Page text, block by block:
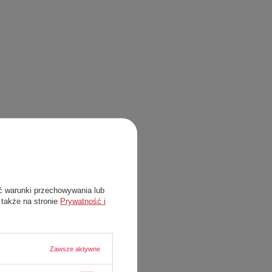
warunki przechowywania lub
na stronie Prywatność i
Zawsze aktywne